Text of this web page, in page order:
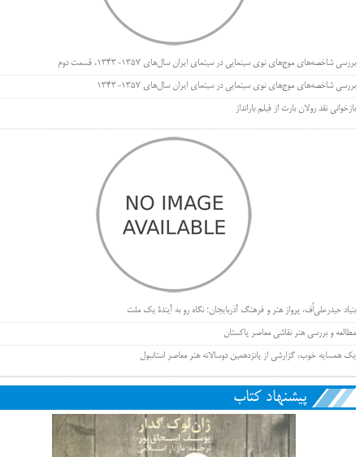
بررسی شاخصه‌های موج‌های نوی سینمایی در سینمای ایران سال‌های 1357-1343، قسمت دوم
بررسی شاخصه‌های موج‌های نوی سینمایی در سینمای ایران سال‌های 1357-1343
بازخوانی نقد رولان بارت از فیلم بارانداز
بنیاد حیدرعلی‌اُف، پرواز هنر و فرهنگ آذربایجان؛ نگاه رو به آیندۀ یک ملت
مطالعه و بررسی هنر نقاشی معاصر پاکستان
یک همسایه خوب، گزارشی از پانزدهمین دوسالانه هنر معاصر استانبول
پیشنهاد کتاب